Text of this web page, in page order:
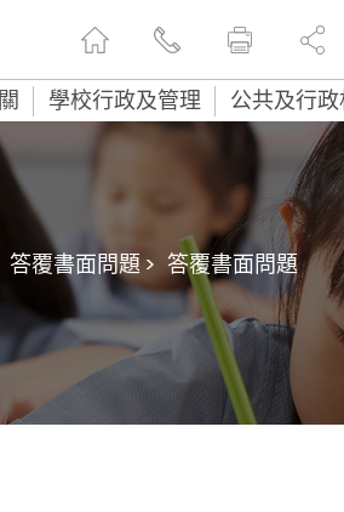
學校行政及管理 公共及行
答覆書面問題 > 答覆書面問題